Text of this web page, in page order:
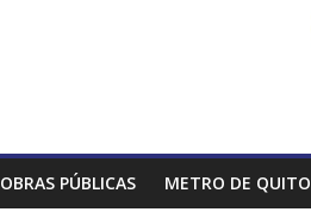
OBRAS PÚBLICAS METRO DE QUITO